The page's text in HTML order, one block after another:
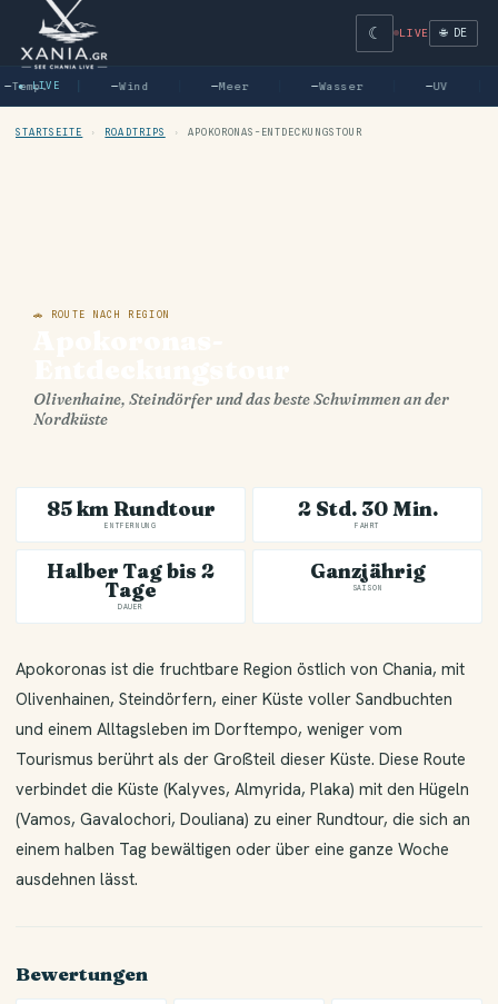
☾ LIVE 🌐 DE
● LIVE
Temp. —Wind —Meer —Wasser —UV
STARTSEITE › ROADTRIPS › APOKORONAS-ENTDECKUNGSTOUR
🚗 ROUTE NACH REGION
Olivenhaine, Steindörfer und das beste Schwimmen an der
Nordküste
85 km Rundtour
ENTFERNUNG
2 Std. 30 Min.
FAHRT
Halber Tag bis 2
Tage
DAUER
Ganzjährig
SAISON
Apokoronas ist die fruchtbare Region östlich von Chania, mit
Olivenhainen, Steindörfern, einer Küste voller Sandbuchten
und einem Alltagsleben im Dorftempo, weniger vom
Tourismus berührt als der Großteil dieser Küste. Diese Route
verbindet die Küste (Kalyves, Almyrida, Plaka) mit den Hügeln
(Vamos, Gavalochori, Douliana) zu einer Rundtour, die sich an
einem halben Tag bewältigen oder über eine ganze Woche
ausdehnen lässt.
Bewertungen